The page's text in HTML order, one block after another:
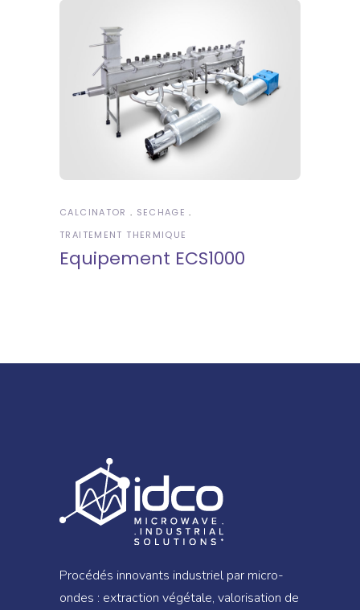
CALCINATOR
SECHAGE
TRAITEMENT THERMIQUE
Equipement ECS1000
Procédés innovants industriel par micro-
ondes : extraction végétale, valorisation de